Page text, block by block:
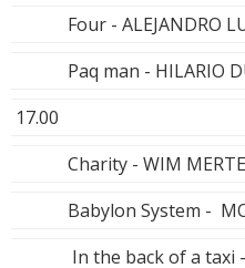
Four - ALEJANDRO
Paq man - HILARIO
17.00
Charity - WIM
Babylon System -
In the back of a taxi